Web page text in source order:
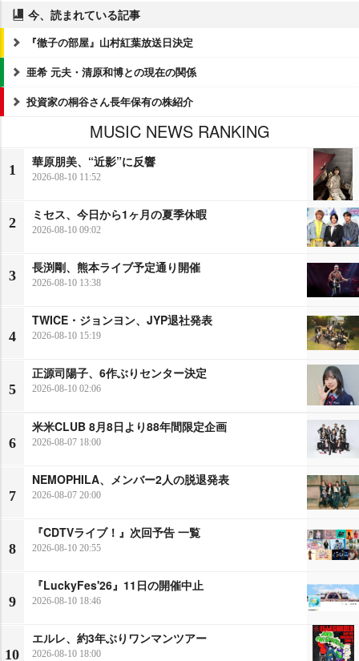
今、読まれている記事
『徹子の部屋』山村紅葉放送日決定
亜希 元夫・清原和博との現在の関係
投資家の桐谷さん長年保有の株紹介
MUSIC NEWS RANKING
1
華原朋美、“近影”に反響
2026-08-10 11:52
2
ミセス、今日から1ヶ月の夏季休暇
2026-08-10 09:02
3
長渕剛、熊本ライブ予定通り開催
2026-08-10 13:38
4
TWICE・ジョンヨン、JYP退社発表
2026-08-10 15:19
5
正源司陽子、6作ぶりセンター決定
2026-08-10 02:06
6
米米CLUB 8月8日より88年間限定企画
2026-08-07 18:00
7
NEMOPHILA、メンバー2人の脱退発表
2026-08-07 20:00
8
『CDTVライブ！』次回予告 一覧
2026-08-10 20:55
9
『LuckyFes'26』11日の開催中止
2026-08-10 18:46
10
エルレ、約3年ぶりワンマンツアー
2026-08-10 18:00